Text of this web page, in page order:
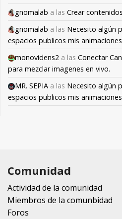
gnomalab a las Crear
gnomalab a las Necesito algún
espacios publicos mis
monovidens2 a las Conectar
para mezclar imagenes en vivo.
MR. SEPIA a las Necesito algún
espacios publicos mis
Comunidad
Actividad de la comunidad
Miembros de la comunbidad
Foros